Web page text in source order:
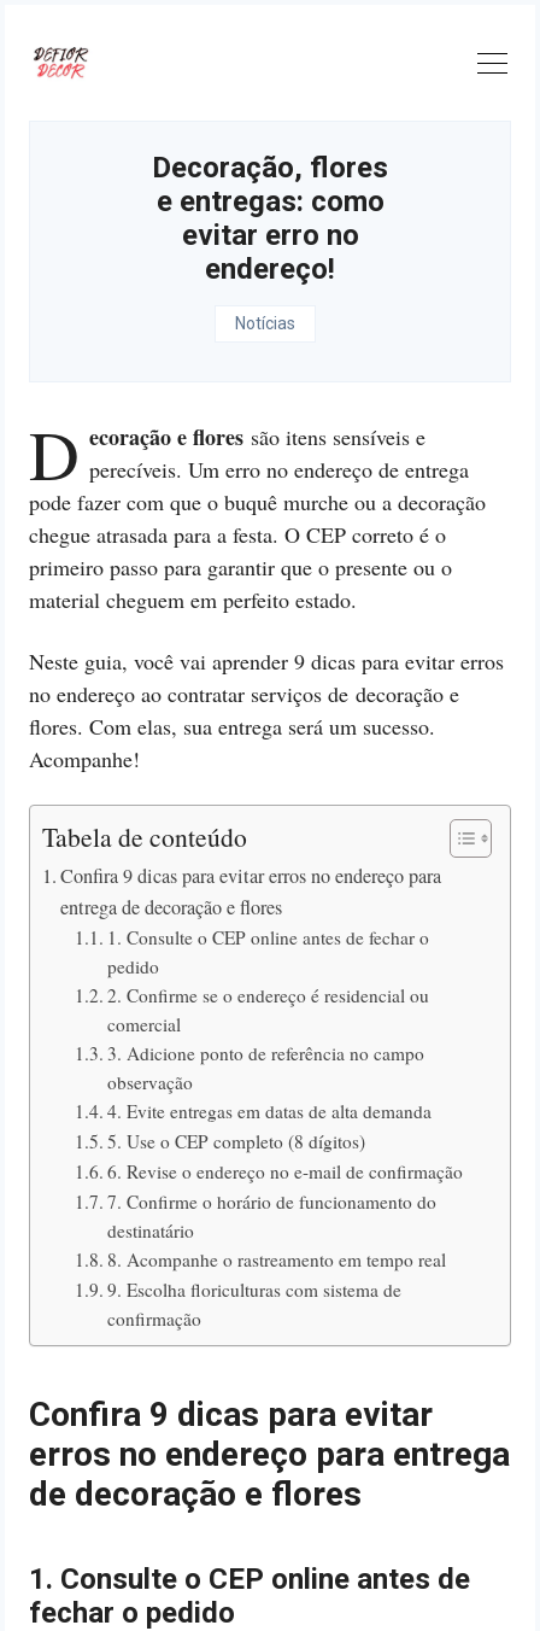
content
Decoração, flores
e entregas: como
evitar erro no
endereço!
Notícias
D ecoração e flores são itens sensíveis e
perecíveis. Um erro no endereço de entrega
pode fazer com que o buquê murche ou a decoração
chegue atrasada para a festa. O CEP correto é o
primeiro passo para garantir que o presente ou o
material cheguem em perfeito estado.
Neste guia, você vai aprender 9 dicas para evitar erros
no endereço ao contratar serviços de decoração e
flores. Com elas, sua entrega será um sucesso.
Acompanhe!
Tabela de conteúdo
Confira 9 dicas para evitar erros no endereço para
entrega de decoração e flores
1. Consulte o CEP online antes de fechar o
pedido
2. Confirme se o endereço é residencial ou
comercial
3. Adicione ponto de referência no campo
observação
4. Evite entregas em datas de alta demanda
5. Use o CEP completo (8 dígitos)
6. Revise o endereço no e-mail de confirmação
7. Confirme o horário de funcionamento do
destinatário
8. Acompanhe o rastreamento em tempo real
9. Escolha floriculturas com sistema de
confirmação
Confira 9 dicas para evitar
erros no endereço para entrega
de decoração e flores
1. Consulte o CEP online antes de
fechar o pedido